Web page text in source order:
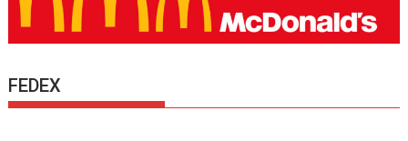
FEDEX